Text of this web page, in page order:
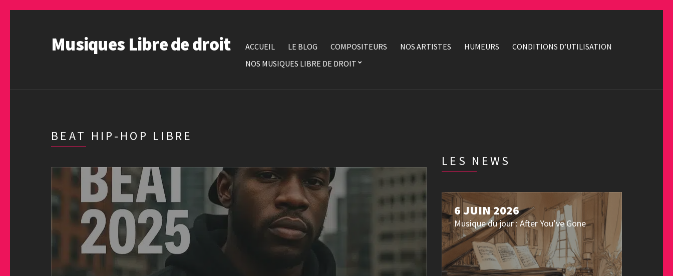
Musiques Libre de droit ACCUEIL LE BLOG COMPOSITEURS NOS ARTISTES HUMEURS
CONDITIONS D’UTILISATION
NOS MUSIQUES LIBRE DE DROIT
BEAT HIP-HOP LIBRE
LES NEWS
6 JUIN 2026
Musique du jour : After You’ve Gone